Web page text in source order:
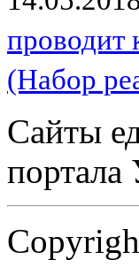
проводит
(Набор
Сайты
портала